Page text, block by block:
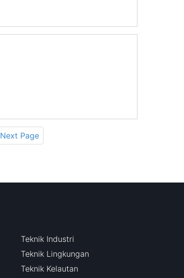
Next Page
Teknik Industri
Teknik Lingkungan
Teknik Kelautan